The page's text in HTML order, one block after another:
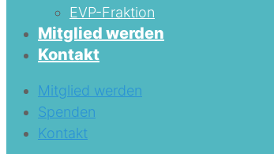
EVP-Fraktion
Mitglied werden
Kontakt
Mitglied werden
Spenden
Kontakt